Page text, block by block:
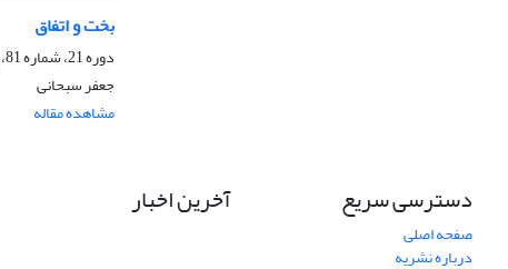
بخت و اتفاق
دوره 21، شماره 81، بهار 1391، صفحه
جعفر سبحانی
مشاهده مقاله
دسترسی سریع
صفحه اصلی
درباره نشریه
آخرین اخبار